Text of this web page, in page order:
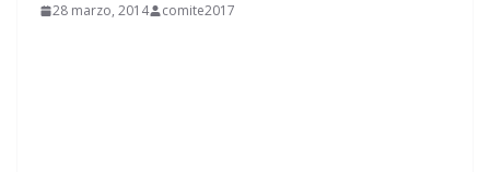
28 marzo, 2014 comite2017